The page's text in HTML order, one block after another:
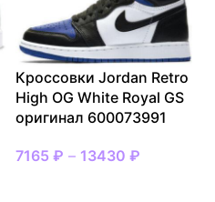
Кроссовки Jordan Retro
High OG White Royal GS
оригинал 600073991
7165 ₽ – 13430 ₽